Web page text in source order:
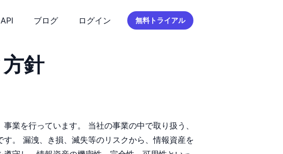
API ブログ ログイン 無料トライアル
針
業を行っています。 当社の事業の中で取り扱う、
。 漏洩、き損、滅失等のリスクから、情報資産を